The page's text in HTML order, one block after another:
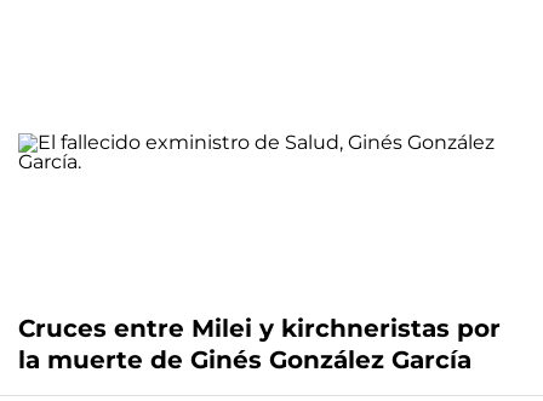
Cruces entre Milei y kirchneristas por
la muerte de Ginés González García